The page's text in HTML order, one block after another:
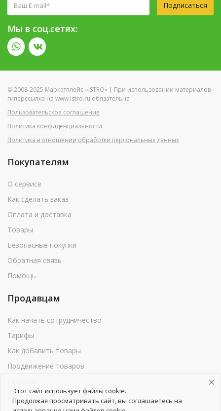
Подписаться
Мы в соц.сетях:
© 2008-2025 Маркетплейс «ISTRO» | При использовании материалов
гиперссылка на www.istro.ru обязательна
Пользовательское соглашение
Политика конфиденциальности
Политика в отношении обработки персональных данных
Покупателям
О сервисе
Как сделать заказ
Оплата и доставка
Товары
Безопасные покупки
Обратная связь
Помощь
Продавцам
Как начать сотрудничество
Тарифы
Как добавить товары
Продвижение товаров
Реквизиты
Этот сайт использует файлы cookie.
Продолжая просматривать сайт, вы соглашаетесь на